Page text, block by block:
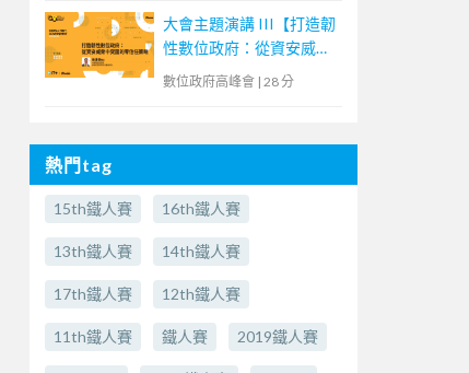
大會主題演講 III【打造韌
性數位政府：從資安威脅
中突圍的零信任策略】
數位政府高峰會 | 28 分
熱門tag
15th鐵人賽 16th鐵人賽
13th鐵人賽 14th鐵人賽
17th鐵人賽 12th鐵人賽
11th鐵人賽 鐵人賽 2019鐵人賽